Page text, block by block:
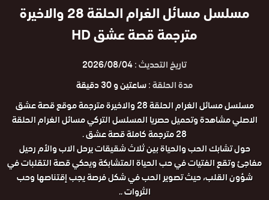
مسلسل مسائل الغرام الحلقة 28 والاخيرة
مترجمة قصة عشق HD
تاريخ التحديث :2026/08/04
مدة الحلقة :ساعتين و 30 دقيقة
مسلسل مسائل الغرام الحلقة 28 والاخيرة مترجمة موقع قصة عشق
الاصلي مشاهدة وتحميل حصريا المسلسل التركي مسائل الغرام الحلقة
28 مترجمة كاملة قصة عشق .
حول تشابك الحب والحياة بين ثلاث شقيقات يرحل الاب والأم رحيل
مفاجئ وتقع الفتيات في حب الحياة المتشابكة ويحكي قصة التقلبات في
شؤون القلب، حيث تصوير الحب في شكل فرصة يجب إقتناصها وحب
الثروات ..